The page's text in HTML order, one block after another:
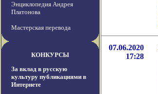
Энциклопедия Андрея
Платонова
Мастерская перевода
КОНКУРСЫ
За вклад в русскую
культуру публикациями в
Интернете
07.06.2020
17:28